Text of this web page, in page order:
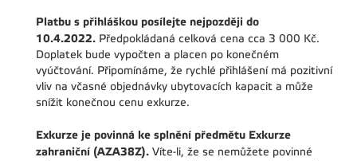
Platbu s přihláškou posílejte nejpozději do
10.4.2022. Předpokládaná celková cena cca 3 000 Kč.
Doplatek bude vypočten a placen po konečném
vyúčtování. Připomínáme, že rychlé přihlášení má pozitivní
vliv na včasné objednávky ubytovacích kapacit a může
snížit konečnou cenu exkurze.
Exkurze je povinná ke splnění předmětu Exkurze
zahraniční (AZA38Z). Víte-li, že se nemůžete povinné